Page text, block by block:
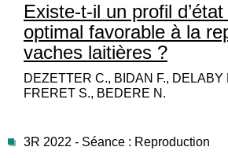
Existe-t-il un profil
optimal favorable à la
vaches laitières ?
DEZETTER C., BIDAN F., DELABY
FRERET S., BEDERE N.
3R 2022 - Séance : Reproduction